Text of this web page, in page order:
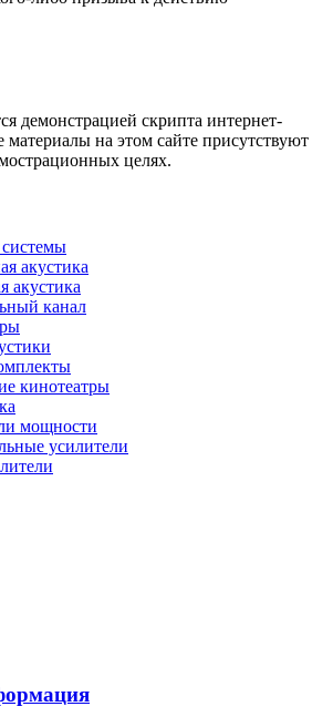
демонстрацией скрипта интернет-
материалы на этом сайте присутствуют
целях.
акустика
акустика
канал
кинотеатры
мощности
усилители